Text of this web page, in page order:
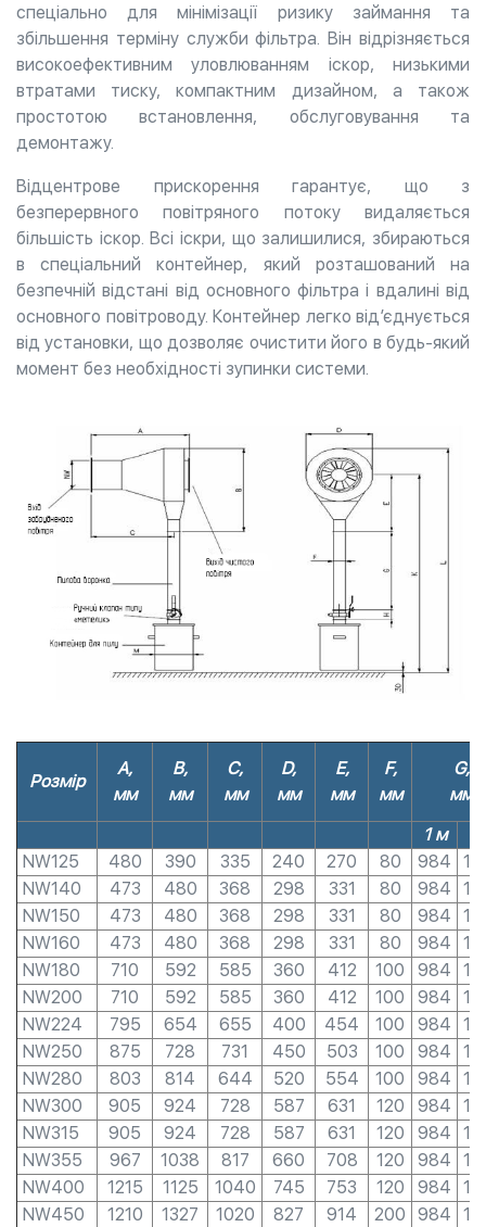
спеціально для мінімізації ризику займання та
збільшення терміну служби фільтра. Він відрізняється
високоефективним уловлюванням іскор, низькими
втратами тиску, компактним дизайном, а також
простотою встановлення, обслуговування та
демонтажу.
Відцентрове прискорення гарантує, що з
безперервного повітряного потоку видаляється
більшість іскор. Всі іскри, що залишилися, збираються
в спеціальний контейнер, який розташований на
безпечній відстані від основного фільтра і вдалині від
основного повітроводу. Контейнер легко від’єднується
від установки, що дозволяє очистити його в будь-який
момент без необхідності зупинки системи.
Розмір
A,
мм
B,
мм
C,
мм
D,
мм
E,
мм
F,
мм
G,
мм
1 м
NW125
480 390 335 240 270 80 984
NW140
473 480 368 298 331 80 984
NW150
473 480 368 298 331 80 984
NW160
473 480 368 298 331 80 984
NW180
710 592 585 360 412 100 984
NW200
710 592 585 360 412 100 984
NW224
795 654 655 400 454 100 984
NW250
875 728 731 450 503 100 984
NW280
803 814 644 520 554 100 984
NW300
905 924 728 587 631 120 984
NW315
905 924 728 587 631 120 984
NW355
967 1038 817 660 708 120 984
NW400
1215 1125 1040 745 753 120 984
NW450
1210 1327 1020 827 914 200 984